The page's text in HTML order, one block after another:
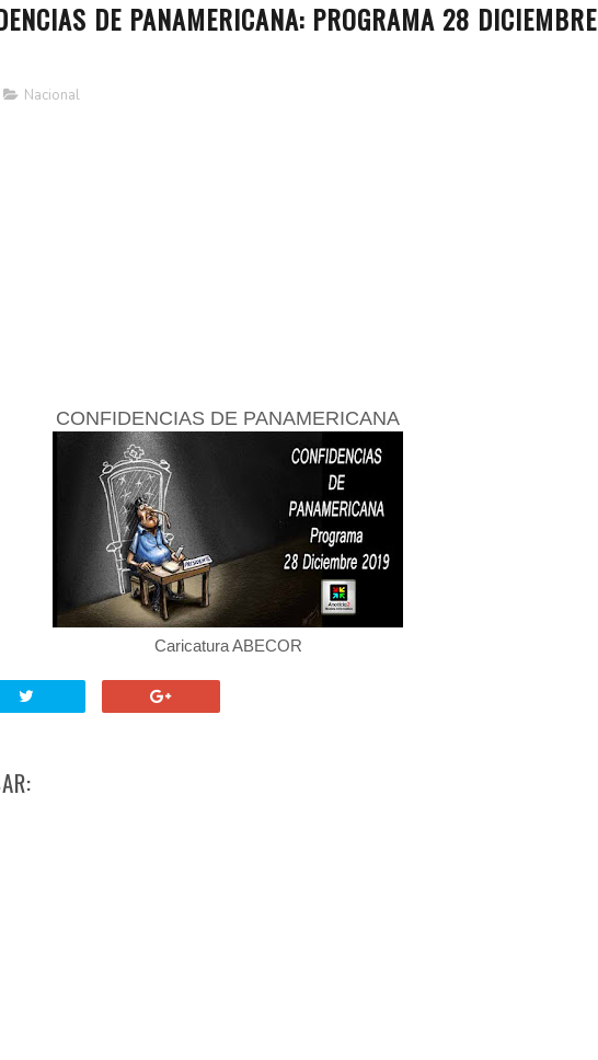
DE PANAMERICANA: PROGRAMA 28 DICIEMBRE
Nacional
CONFIDENCIAS DE PANAMERICANA
Caricatura ABECOR